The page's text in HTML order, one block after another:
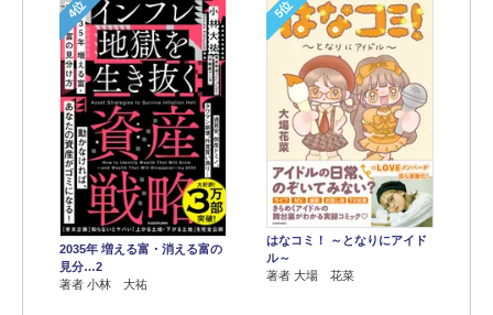
4位
2035年 増える富・消える富の
見分…2
著者 小林 大祐
5位
はなコミ！ ～となりにアイド
ル～
著者 大場 花菜